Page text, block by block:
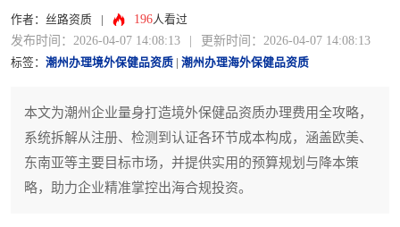
作者：丝路资质 196人看过
发布时间：2026-04-07 14:08:13 更新时间：2026-04-07 14:08:13
标签： 潮州办理境外保健品资质 潮州办理海外保健品资质
本文为潮州企业量身打造境外保健品资质办理费用全攻略，
系统拆解从注册、检测到认证各环节成本构成，涵盖欧美、
东南亚等主要目标市场，并提供实用的预算规划与降本策
略，助力企业精准掌控出海合规投资。